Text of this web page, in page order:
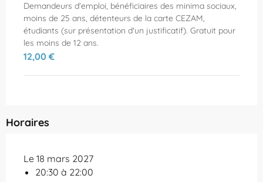
Demandeurs d'emploi, bénéficiaires des minima sociaux,
moins de 25 ans, détenteurs de la carte CEZAM,
étudiants (sur présentation d'un justificatif). Gratuit pour
les moins de 12 ans.
12,00 €
Horaires
Le 18 mars 2027
20:30 à 22:00